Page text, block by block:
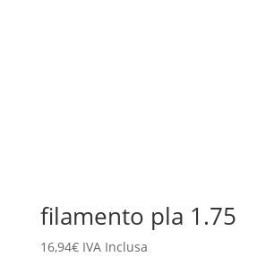
filamento pla 1.75
16,94€ IVA Inclusa